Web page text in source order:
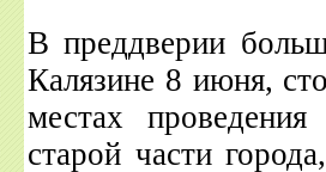
В преддверии
Калязине 8 июня,
местах
старой части